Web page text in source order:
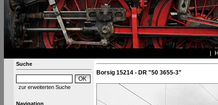
Suche
zur erweiterten Suche
Navigation
Borsig 15214 - DR "50 3655-3"